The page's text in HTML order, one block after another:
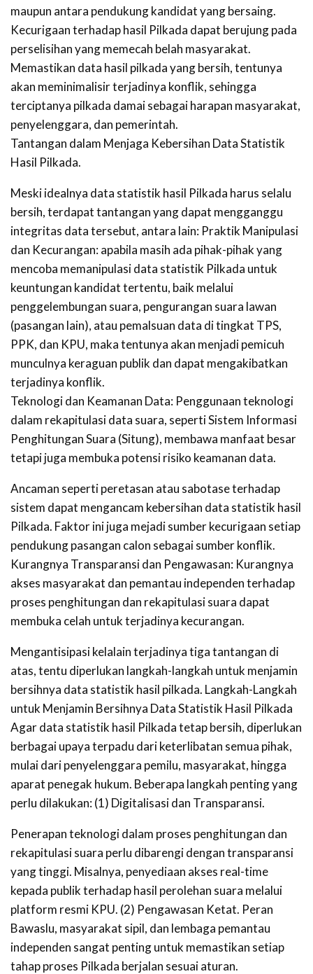
maupun antara pendukung kandidat yang bersaing.
Kecurigaan terhadap hasil Pilkada dapat berujung pada
perselisihan yang memecah belah masyarakat.
Memastikan data hasil pilkada yang bersih, tentunya
akan meminimalisir terjadinya konflik, sehingga
terciptanya pilkada damai sebagai harapan masyarakat,
penyelenggara, dan pemerintah.
Tantangan dalam Menjaga Kebersihan Data Statistik
Hasil Pilkada.
Meski idealnya data statistik hasil Pilkada harus selalu
bersih, terdapat tantangan yang dapat mengganggu
integritas data tersebut, antara lain: Praktik Manipulasi
dan Kecurangan: apabila masih ada pihak-pihak yang
mencoba memanipulasi data statistik Pilkada untuk
keuntungan kandidat tertentu, baik melalui
penggelembungan suara, pengurangan suara lawan
(pasangan lain), atau pemalsuan data di tingkat TPS,
PPK, dan KPU, maka tentunya akan menjadi pemicuh
munculnya keraguan publik dan dapat mengakibatkan
terjadinya konflik.
Teknologi dan Keamanan Data: Penggunaan teknologi
dalam rekapitulasi data suara, seperti Sistem Informasi
Penghitungan Suara (Situng), membawa manfaat besar
tetapi juga membuka potensi risiko keamanan data.
Ancaman seperti peretasan atau sabotase terhadap
sistem dapat mengancam kebersihan data statistik hasil
Pilkada. Faktor ini juga mejadi sumber kecurigaan setiap
pendukung pasangan calon sebagai sumber konflik.
Kurangnya Transparansi dan Pengawasan: Kurangnya
akses masyarakat dan pemantau independen terhadap
proses penghitungan dan rekapitulasi suara dapat
membuka celah untuk terjadinya kecurangan.
Mengantisipasi kelalain terjadinya tiga tantangan di
atas, tentu diperlukan langkah-langkah untuk menjamin
bersihnya data statistik hasil pilkada. Langkah-Langkah
untuk Menjamin Bersihnya Data Statistik Hasil Pilkada
Agar data statistik hasil Pilkada tetap bersih, diperlukan
berbagai upaya terpadu dari keterlibatan semua pihak,
mulai dari penyelenggara pemilu, masyarakat, hingga
aparat penegak hukum. Beberapa langkah penting yang
perlu dilakukan: (1) Digitalisasi dan Transparansi.
Penerapan teknologi dalam proses penghitungan dan
rekapitulasi suara perlu dibarengi dengan transparansi
yang tinggi. Misalnya, penyediaan akses real-time
kepada publik terhadap hasil perolehan suara melalui
platform resmi KPU. (2) Pengawasan Ketat. Peran
Bawaslu, masyarakat sipil, dan lembaga pemantau
independen sangat penting untuk memastikan setiap
tahap proses Pilkada berjalan sesuai aturan.